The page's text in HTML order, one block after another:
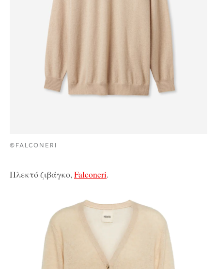
©FALCONERI
Πλεκτό ζιβάγκο,Falconeri.